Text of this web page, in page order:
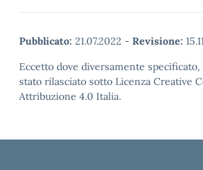
Pubblicato: 21.07.2022 - Revisione:
Eccetto dove diversamente
stato rilasciato sotto Licenza Creative
Attribuzione 4.0 Italia.